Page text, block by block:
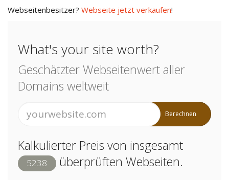
Webseitenbesitzer? Webseite jetzt verkaufen!
What's your site worth?
Geschätzter Webseitenwert aller
Domains weltweit
Berechnen
Kalkulierter Preis von insgesamt
5238 überprüften Webseiten.